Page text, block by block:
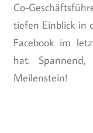
Co-
tiefen Einblick in
Facebook im
hat.
Meilenstein!